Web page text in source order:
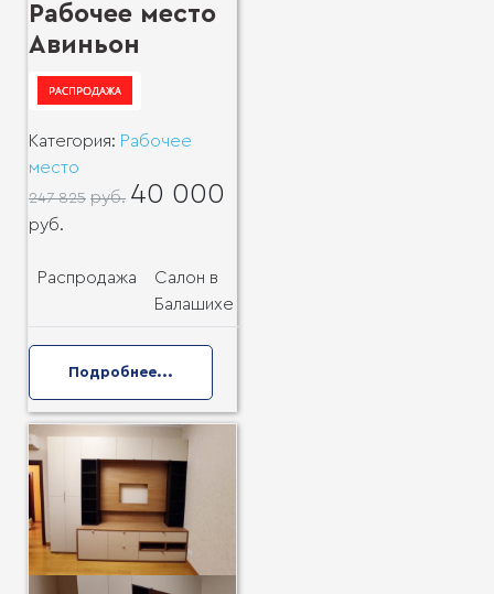
Рабочее место
Авиньон
Категория: Рабочее
место
247 825 руб. 40 000
руб.
Распродажа
Салон в
Балашихе
Подробнее...